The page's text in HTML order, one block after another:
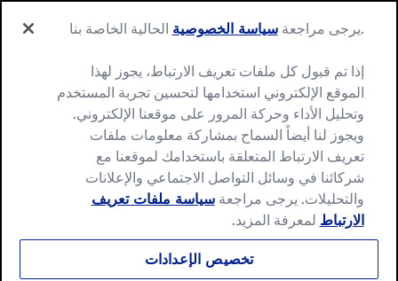
Skip
content
Search
for:
Menu
.يرجى مراجعةسياسة الخصوصية الحالية الخاصة بنا
إذا تم قبول كل ملفات تعريف الارتباط، يجوز لهذا
الموقع الإلكتروني استخدامها لتحسين تجربة المستخدم
وتحليل الأداء وحركة المرور على موقعنا الإلكتروني.
ويجوز لنا أيضاً السماح بمشاركة معلومات ملفات
تعريف الارتباط المتعلقة باستخدامك لموقعنا مع
شركائنا في وسائل التواصل الاجتماعي والإعلانات
والتحليلات. يرجى مراجعةسياسة ملفات تعريف
الارتباط لمعرفة المزيد.
تخصيص الإعدادات